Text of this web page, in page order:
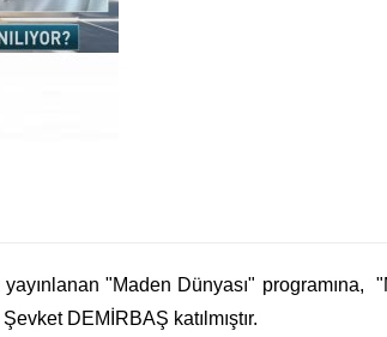
yayınlanan "Maden Dünyası" programına,
DEMİRBAŞ katılmıştır.